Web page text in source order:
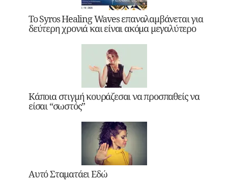
Το Syros Healing Waves επαναλαμβάνεται για
δεύτερη χρονιά και είναι ακόμα μεγαλύτερο
Κάποια στιγμή κουράζεσαι να προσπαθείς να
είσαι “σωστός”
Αυτό Σταματάει Εδώ